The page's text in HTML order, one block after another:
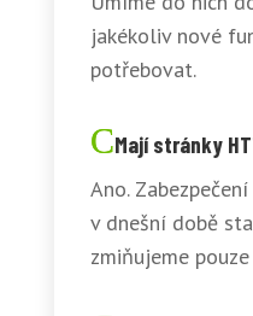
jakékoliv nové
potřebovat.
Mají stránky
Ano.
v dnešní době
zmiňujeme